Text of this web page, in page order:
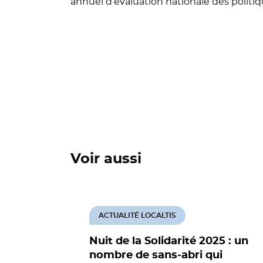
Voir aussi
Nuit de la Solidarité 2025 : un
nombre de sans-abri qui
ACTUALITÉ LOCALTIS